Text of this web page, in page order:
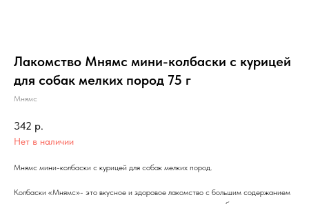
Лакомство Мнямс мини-колбаски с курицей
для собак мелких пород 75 г
Мнямс
342 р.
Нет в наличии
Мнямс мини-колбаски с курицей для собак мелких пород.
Колбаски «Мнямс»- это вкусное и здоровое лакомство с большим содержанием